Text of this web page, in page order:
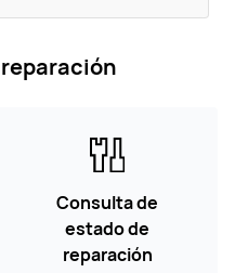
Consulta de
estado de
reparación